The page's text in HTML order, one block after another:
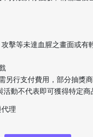
攻擊等未達血腥之畫面或有
另行支付費用，部分抽獎
活動不代表即可獲得特定商
理